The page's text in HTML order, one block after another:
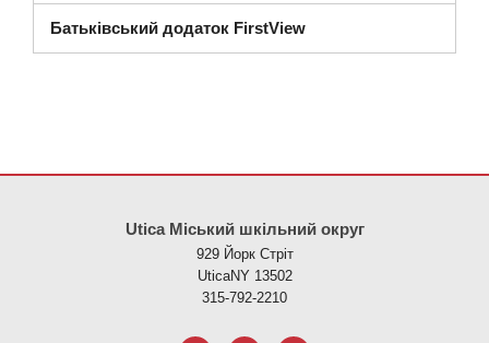
Батьківський додаток FirstView
Utica Міський шкільний округ
929 Йорк Стріт
UticaNY 13502
315-792-2210